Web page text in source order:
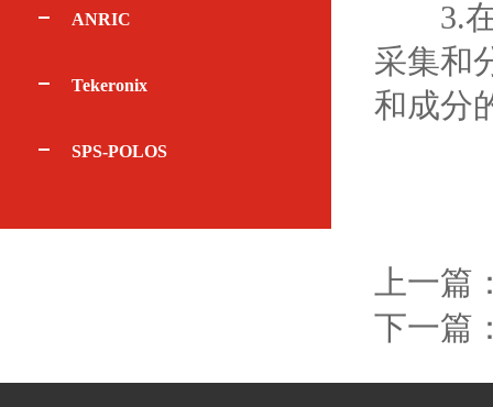
ANRIC
Tekeronix
SPS-POLOS
3.在
采集和
和成分
上一篇
下一篇